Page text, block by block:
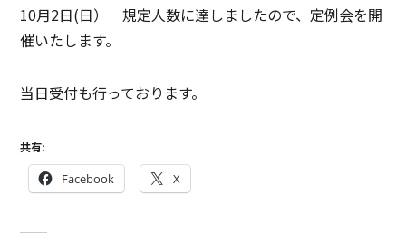
10月2日(日） 規定人数に達しましたので、定例会を開
催いたします。
当日受付も行っております。
共有:
Facebook X